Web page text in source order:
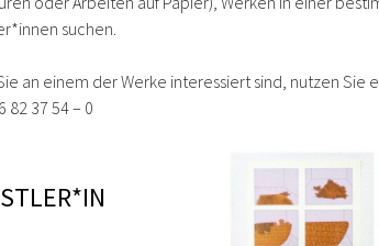
suchen.
an einem der Werke interessiert sind, nutzen Sie
82 37 54 – 0